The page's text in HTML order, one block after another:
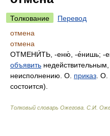
Толкование
Перевод
отмена
отмена
ОТМЕНИ́ТЬ, -еню́, -е́нишь; -
объявить
неисполнению. О. приказ . О.
состоится).
Толковый словарь Ожегова С.И.